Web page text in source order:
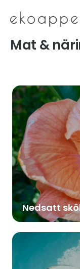
Mat &
Nedsatt